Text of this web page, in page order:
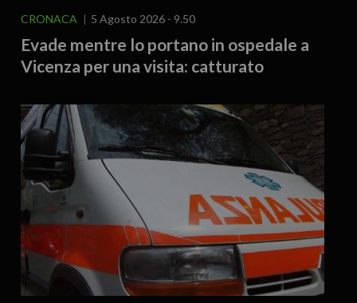
CRONACA 5 Agosto 2026 - 9.50
Evade mentre lo portano in ospedale a
Vicenza per una visita: catturato